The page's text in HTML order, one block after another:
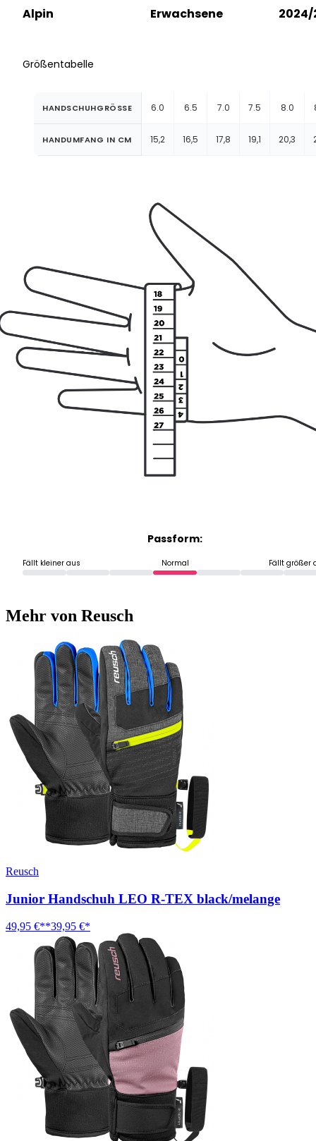
Alpin Erwachsene 2024/
Größentabelle
HANDSCHUHGRÖSSE 6.0 6.5 7.0 7.5 8.0
HANDUMFANG IN CM 15,2 16,5 17,8 19,1 20,3
Passform:
Fällt kleiner aus Normal Fällt größer
Mehr von Reusch
Reusch
Junior Handschuh LEO R-TEX black/melange
49,95 €**39,95 €*